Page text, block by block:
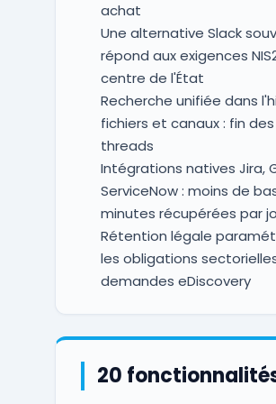
achat
Une alternative Slack
répond aux exigences
centre de l'État
Recherche unifiée dans
fichiers et canaux : fin
threads
Intégrations natives Jira,
ServiceNow : moins de
minutes récupérées par
Rétention légale
les obligations
demandes eDiscovery
20